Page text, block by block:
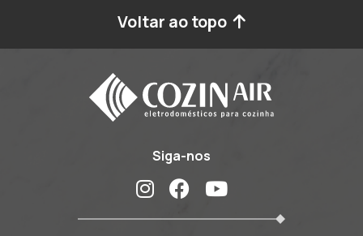
Voltar ao topo
Siga-nos